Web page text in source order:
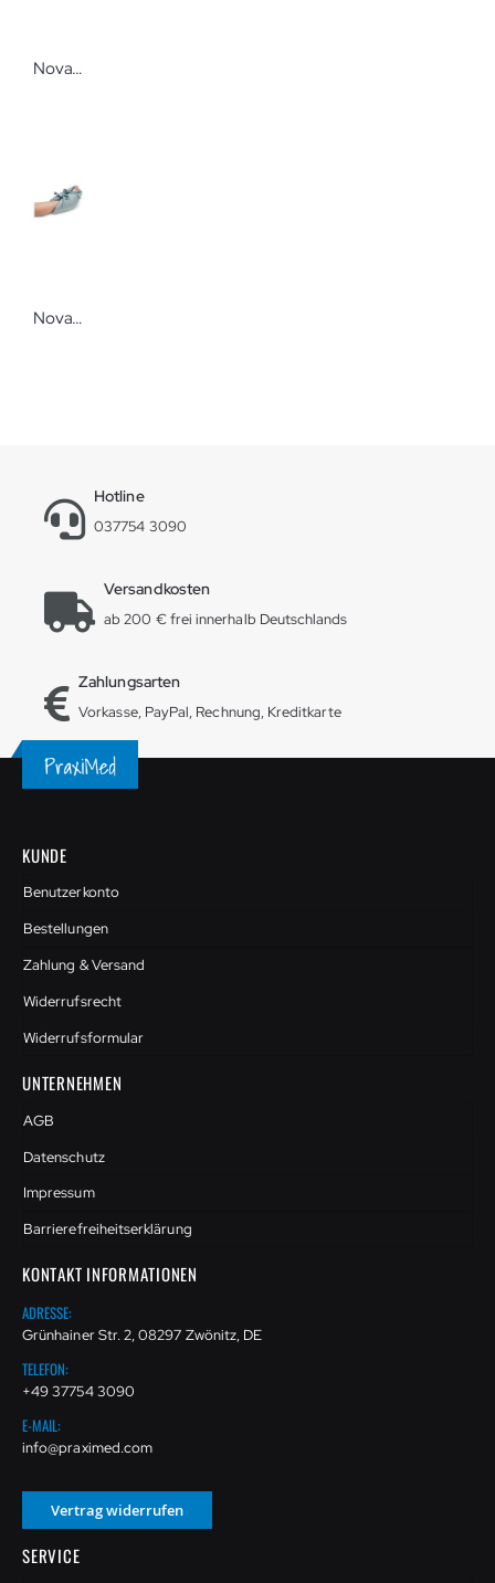
Novacare novacare® Hohlfaserauflage 2-teilig Anti-Dekubitus-Auflage, bis Grad I
Novacare Fersenpolster universal Lagerungshilfe von Novacare
Hotline
037754 3090
Versandkosten
ab 200 € frei innerhalb Deutschlands
Zahlungsarten
Vorkasse, PayPal, Rechnung, Kreditkarte
KUNDE
Benutzerkonto
Bestellungen
Zahlung & Versand
Widerrufsrecht
Widerrufsformular
UNTERNEHMEN
AGB
Datenschutz
Impressum
Barrierefreiheitserklärung
KONTAKT INFORMATIONEN
ADRESSE:
Grünhainer Str. 2, 08297 Zwönitz, DE
TELEFON:
+49 37754 3090
E-MAIL:
info@praximed.com
Vertrag widerrufen
SERVICE